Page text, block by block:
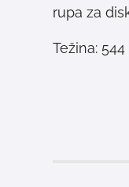
Težina: 544